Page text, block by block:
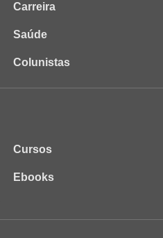
Carreira
Saúde
Colunistas
Cursos
Ebooks